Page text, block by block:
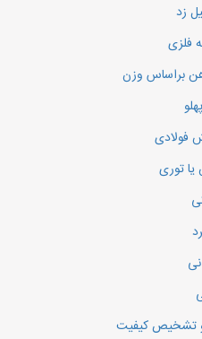
زد
فلزی
براساس وزن
فولادی
توری
و تشخیص کیفیت